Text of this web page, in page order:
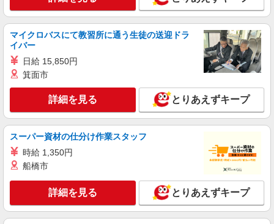
マイクロバスにて教習所に通う生徒の送迎ドラ
イバー
日給 15,850円
箕面市
詳細を見る とりあえずキープ
スーパー資材の仕分け作業スタッフ
時給 1,350円
船橋市
詳細を見る とりあえずキープ